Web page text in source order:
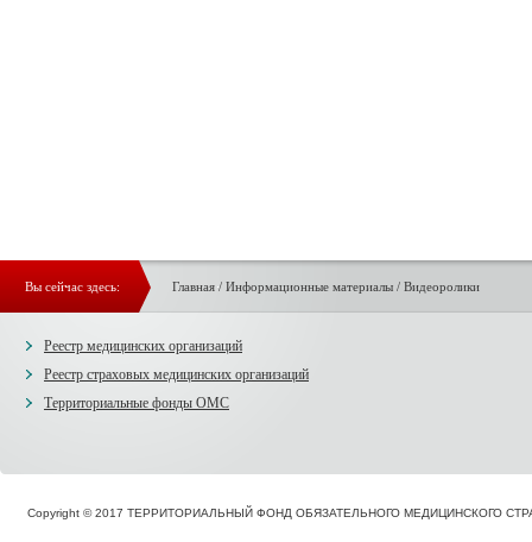
Вы сейчас здесь: Главная/ Информационные материалы / Видеоролики
Реестр медицинских организаций
Реестр страховых медицинских организаций
Территориальные фонды ОМС
Copyright © 2017 ТЕРРИТОРИАЛЬНЫЙ ФОНД ОБЯЗАТЕЛЬНОГО МЕДИЦИНСКОГО